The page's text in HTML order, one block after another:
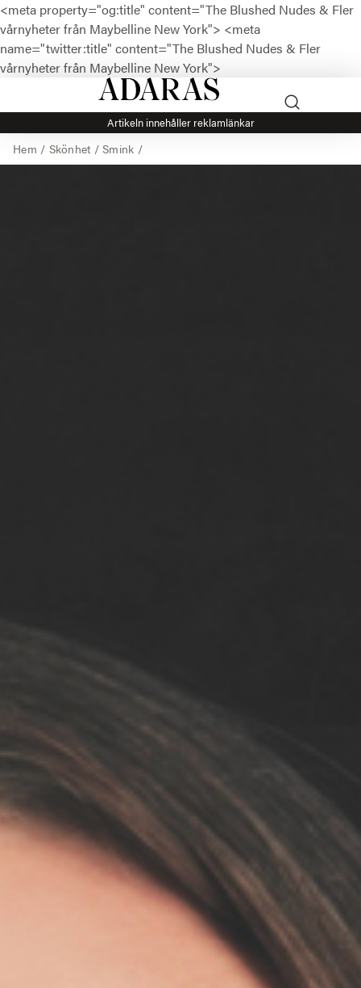
<meta property="og:title" content="The Blushed Nudes & Fler
vårnyheter från Maybelline New York"> <meta
name="twitter:title" content="The Blushed Nudes & Fler
vårnyheter från Maybelline New York">
Artikeln innehåller reklamlänkar
Hem / Skönhet/ Smink /